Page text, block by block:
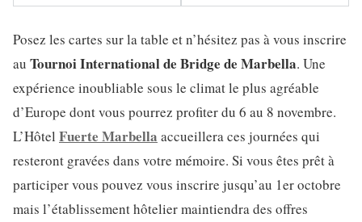
Posez les cartes sur la table et n’hésitez pas à vous inscrire
au Tournoi International de Bridge de Marbella. Une
expérience inoubliable sous le climat le plus agréable
d’Europe dont vous pourrez profiter du 6 au 8 novembre.
L’Hôtel Fuerte Marbella accueillera ces journées qui
resteront gravées dans votre mémoire. Si vous êtes prêt à
participer vous pouvez vous inscrire jusqu’au 1er octobre
mais l’établissement hôtelier maintiendra des offres